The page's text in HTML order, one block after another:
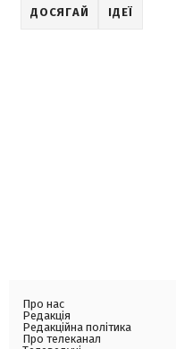
ДОСЯГАЙ ІДЕЇ
Про нас
Редакція
Редакційна політика
Про телеканал